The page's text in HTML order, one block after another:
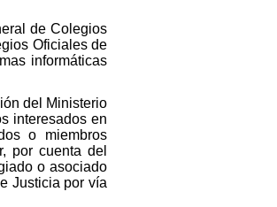
de Colegios
Oficiales de
informáticas
del Ministerio
interesados en
o miembros
por cuenta del
o asociado
Justicia por vía